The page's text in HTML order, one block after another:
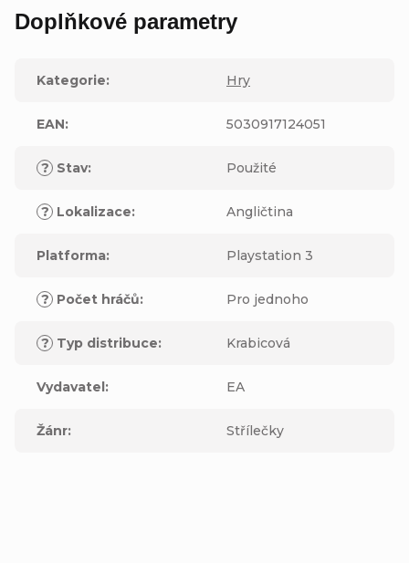
Doplňkové parametry
Kategorie: Hry
EAN: 5030917124051
? Stav: Použité
? Lokalizace: Angličtina
Platforma: Playstation 3
? Počet hráčů: Pro jednoho
? Typ distribuce: Krabicová
Vydavatel : EA
Žánr: Střílečky